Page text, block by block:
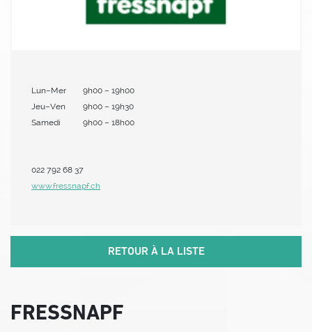
RETOUR À LA LISTE
Lun–Mer
9h00 – 19h00
Jeu–Ven
9h00 – 19h30
Samedi
9h00 – 18h00
022 792 68 37
www.fressnapf.ch
FRESSNAPF